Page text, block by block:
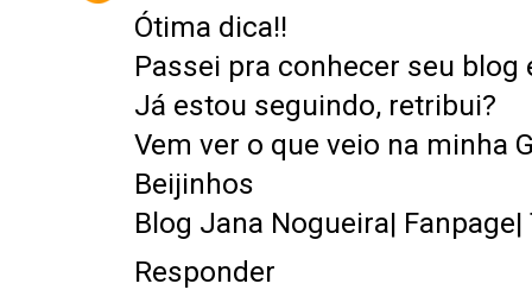
Ótima dica!!
Passei pra conhecer seu blog
Já estou seguindo, retribui?
Vem ver o que veio na minha
Beijinhos
Blog Jana Nogueira| Fanpage|
Responder